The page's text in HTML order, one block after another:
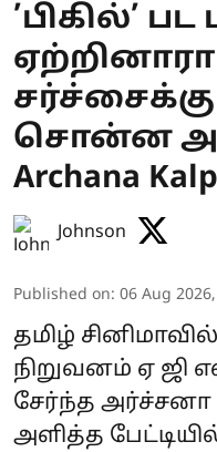
’பிகில்’
சொன்ன
Archana
Johnson
Published on: 06 Aug
தமிழ்
நிறுவனம் ஏ ஜி
சேர்ந்த அர்ச்சனா
அளித்த